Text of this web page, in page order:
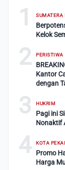
1 SUMATERA
Kelok
2 PERISTIWA
Kantor
dengan
3 HUKRIM
Pagi ini
Nonaktif
4 KOTA
Promo
Harga